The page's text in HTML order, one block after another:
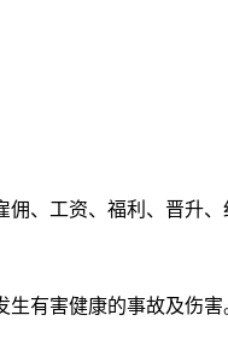
工资、福利、晋升、
有害健康的事故及伤害